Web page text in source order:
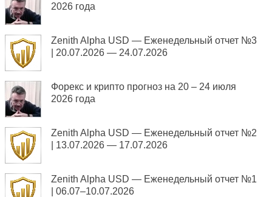
2026 года
Zenith Alpha USD — Еженедельный отчет №3
| 20.07.2026 — 24.07.2026
Форекс и крипто прогноз на 20 – 24 июля
2026 года
Zenith Alpha USD — Еженедельный отчет №2
| 13.07.2026 — 17.07.2026
Zenith Alpha USD — Еженедельный отчет №1
| 06.07–10.07.2026